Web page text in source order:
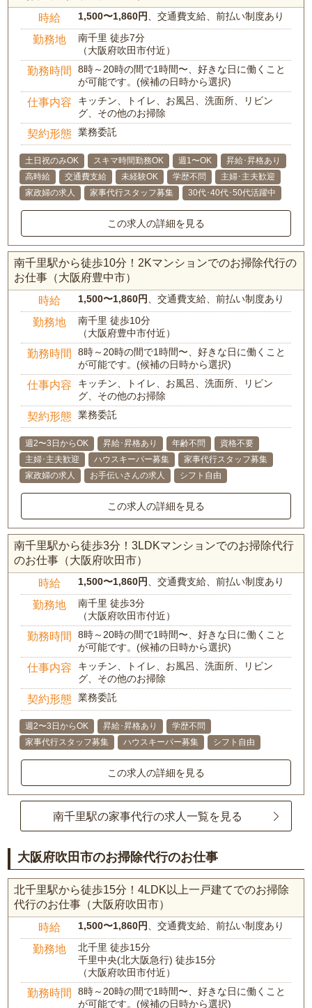
時給 1,500〜1,860円、交通費支給、前払い制度あり
勤務地
南千里 徒歩7分
（大阪府吹田市付近）
勤務時間
8時～20時の間で1時間〜、好きな日に働くこと
が可能です。(候補の日時から選択)
仕事内容
キッチン、トイレ、お風呂、洗面所、リビン
グ、その他のお掃除
契約形態 業務委託
土日祝のみOK スキマ時間勤務OK 週1〜OK
昇給･昇格あり
高時給
交通費支給 未経験OK 学歴不問
主婦･主夫歓迎
家政婦の求人
家事代行スタッフ募集 30代･40代･50代活躍中
この求人の詳細を見る
南千里駅から徒歩10分！2Kマンションでのお掃除代行の
お仕事（大阪府豊中市）
時給 1,500〜1,860円、交通費支給、前払い制度あり
勤務地
南千里 徒歩10分
（大阪府豊中市付近）
勤務時間
8時～20時の間で1時間〜、好きな日に働くこと
が可能です。(候補の日時から選択)
仕事内容
キッチン、トイレ、お風呂、洗面所、リビン
グ、その他のお掃除
契約形態 業務委託
週2〜3日からOK 昇給･昇格あり 年齢不問
資格不要
主婦･主夫歓迎
ハウスキーパー募集
家事代行スタッフ募集
家政婦の求人
お手伝いさんの求人 シフト自由
この求人の詳細を見る
南千里駅から徒歩3分！3LDKマンションでのお掃除代行
のお仕事（大阪府吹田市）
時給 1,500〜1,860円、交通費支給、前払い制度あり
勤務地
南千里 徒歩3分
（大阪府吹田市付近）
勤務時間
8時～20時の間で1時間〜、好きな日に働くこと
が可能です。(候補の日時から選択)
仕事内容
キッチン、トイレ、お風呂、洗面所、リビン
グ、その他のお掃除
契約形態 業務委託
週2〜3日からOK 昇給･昇格あり
学歴不問
家事代行スタッフ募集
ハウスキーパー募集 シフト自由
この求人の詳細を見る
南千里駅の家事代行の求人一覧を見る
大阪府吹田市のお掃除代行のお仕事
北千里駅から徒歩15分！4LDK以上一戸建てでのお掃除
代行のお仕事（大阪府吹田市）
時給 1,500〜1,860円 、交通費支給、前払い制度あり
勤務地
北千里 徒歩15分
千里中央(北大阪急行) 徒歩15分
（大阪府吹田市付近）
勤務時間
8時～20時の間で1時間〜、好きな日に働くこと
が可能です。(候補の日時から選択)